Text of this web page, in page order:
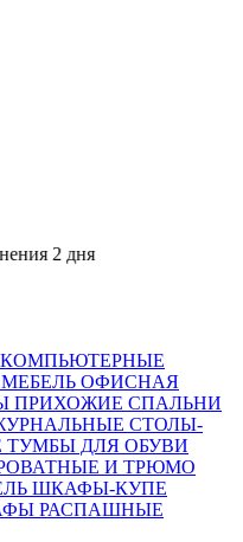
дня
КОМПЬЮТЕРНЫЕ
ОФИСНАЯ
ПРИХОЖИЕ СПАЛЬНИ
СТОЛЫ-
ТУМБЫ ДЛЯ ОБУВИ
И ТРЮМО
ШКАФЫ-КУПЕ
РАСПАШНЫЕ